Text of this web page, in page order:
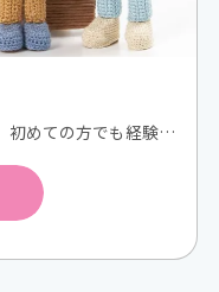
訪問看護ステーションのお仕事です。 初めての方でも経験豊富なスタッフが同行訪問し、丁寧に指導します。 初期研修や学会などの外部研修にも積極的に参加します。 スキルアップにより昇給もあり。 次事業所開設の管理者候補も目指せます。 電動自転車などで訪問看護利用者様のご自宅にうかがい、在宅看護/リハビリテーションサービスを提供します。ご利用者様は退院後のケアが必要な方、ターミナルケアの方々が中心となります。また、難病も実施しています。 訪問看護が初めての方でも同行訪問してスキルアップをサポートしますので、安心して働いていただけます。